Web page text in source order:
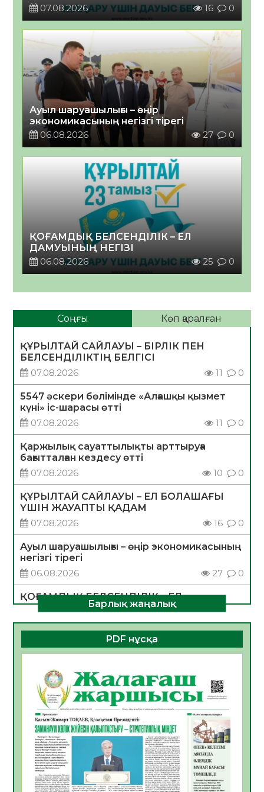
07.08.2026
16 0
Ауыл шаруашылығы – өңір
экономикасының негізгі тірегі
06.08.2026
27 0
ҚОҒАМДЫҚ БЕЛСЕНДІЛІК – ЕЛ
ДАМУЫНЫҢ НЕГІЗІ
06.08.2026
25 0
Соңғы Көп қаралған
ҚҰРЫЛТАЙ САЙЛАУЫ – БІРЛІК ПЕН
БЕЛСЕНДІЛІКТІҢ БЕЛГІСІ
07.08.2026
11 0
5547 әскери бөлімінде «Алғашқы қызмет
күні» іс-шарасы өтті
07.08.2026
11 0
Қаржылық сауаттылықты арттыруға
бағытталған кездесу өтті
07.08.2026
10 0
ҚҰРЫЛТАЙ САЙЛАУЫ – ЕЛ БОЛАШАҒЫ
ҮШІН ЖАУАПТЫ ҚАДАМ
07.08.2026
16 0
Ауыл шаруашылығы – өңір экономикасының
негізгі тірегі
06.08.2026
27 0
ҚОҒАМДЫҚ БЕЛСЕНДІЛІК – ЕЛ
ДАМУЫНЫҢ НЕГІЗІ
06.08.2026
25 0
ҚҰРЫЛТАЙ САЙЛАУЫ – БОЛАШАҚҚА
06.08.2026
Инфекциялық ауруларға қарсы иммундау
жұмыстарының тиімділігі
06.08.2026
29
Көкжөтел ауруы туралы
06.08.2026
26
АПВ вакцинасы туралы мәлімет
Барлық жаңалық
PDF нұсқа